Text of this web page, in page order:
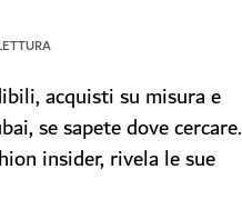
acquisti su misura e
se sapete dove cercare.
insider, rivela le sue